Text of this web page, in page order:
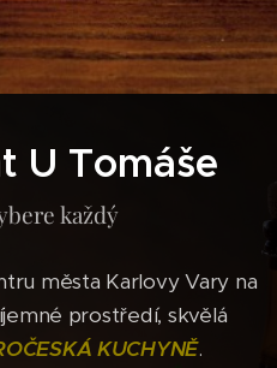
U Tomáše
každý
města Karlovy Vary na
prostředí, skvělá
KUCHYNĚ.